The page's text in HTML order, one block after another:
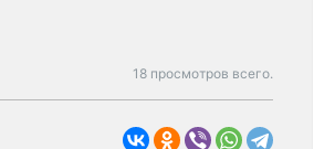
18 просмотров всего.